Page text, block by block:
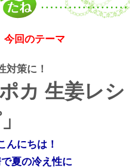
今回のテーマ
対策に！
カ 生姜レシ
んにちは！
夏の冷え性に